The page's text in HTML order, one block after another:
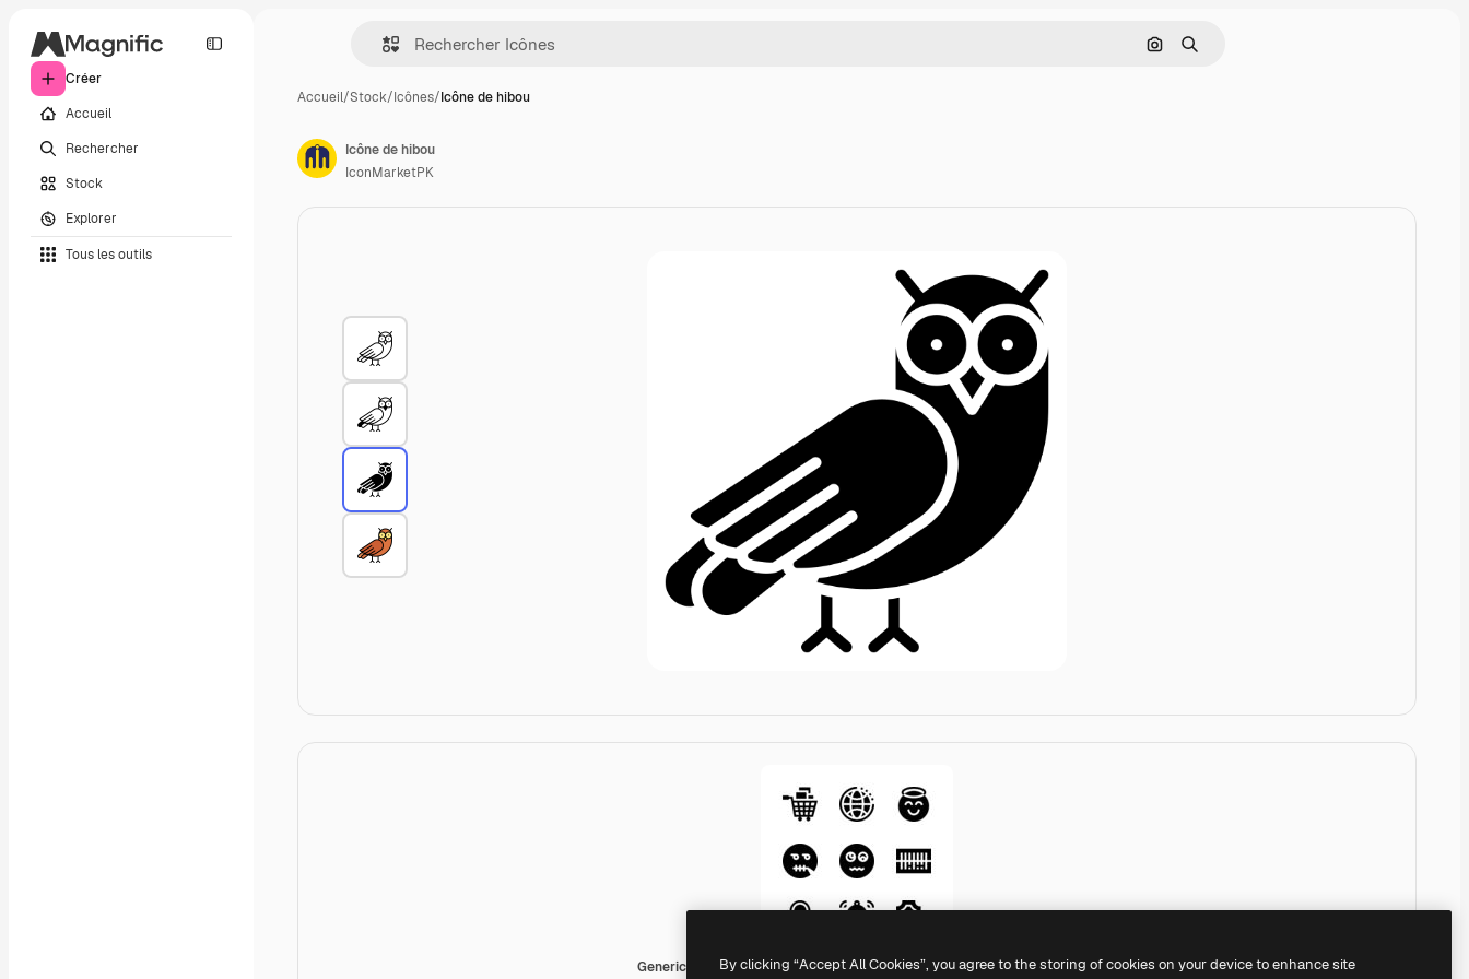
Créer
Accueil
Rechercher
Stock
Explorer
Tous les outils
Rechercher par image
Rechercher
Accueil/Stock/Icônes/Icône de hibou
Generic black fill
Icône de hibou
IconMarketPK
By clicking “Accept All Cookies”, you agree to the storing of cookies on your device to enhance site